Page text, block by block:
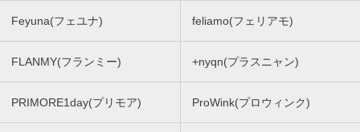
Feyuna(フェユナ) feliamo(フェリアモ)
FLANMY(フランミー) +nyqn(プラスニャン)
PRIMORE1day(プリモア) ProWink(プロウィンク)